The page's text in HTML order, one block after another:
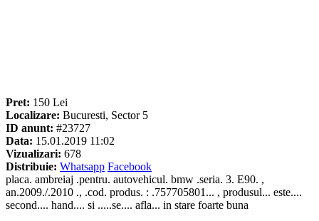
Pret: 150 Lei
Localizare: Bucuresti, Sector 5
ID anunt: #23727
Data: 15.01.2019 11:02
Vizualizari: 678
Distribuie: Whatsapp Facebook
placa. ambreiaj .pentru. autovehicul. bmw .seria. 3. E90. ,
an.2009./.2010 ., .cod. produs. : .757705801... , produsul... este....
second.... hand.... si .....se.... afla... in stare foarte buna